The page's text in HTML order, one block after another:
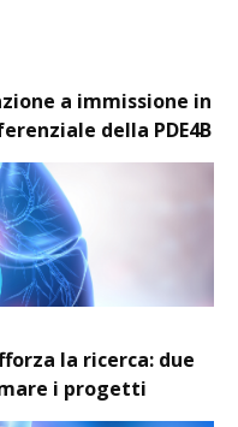
a immissione in
della PDE4B
la ricerca: due
i progetti